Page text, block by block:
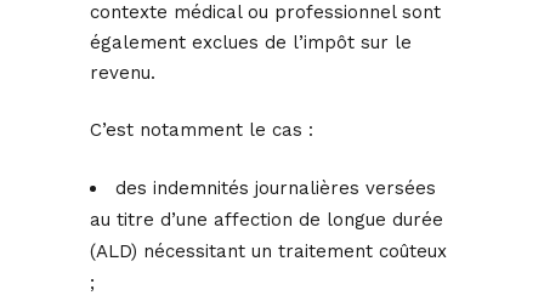
contexte médical ou professionnel sont
également exclues de l’impôt sur le
revenu.
C’est notamment le cas :
des indemnités journalières versées
au titre d’une affection de longue durée
(ALD) nécessitant un traitement coûteux
;